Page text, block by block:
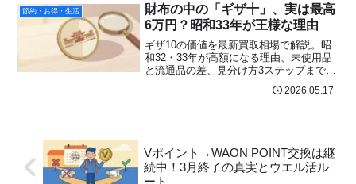
の注意点をまとめました。
節約・お得・生活
財布の中の「ギザ十」、実は最高
6万円？昭和33年が王様な理由
ギザ10の価値を最新買取相場で解説。昭
和32・33年が高額になる理由、未使用品
と流通品の差、見分け方3ステップまでプ
2026.05.17
Vポイント→WAON POINT交換は継
続中！3月終了の真実とウエル活ル
ート